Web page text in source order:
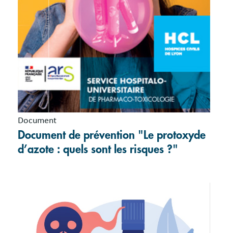
Document
Document de prévention "Le protoxyde
d’azote : quels sont les risques ?"